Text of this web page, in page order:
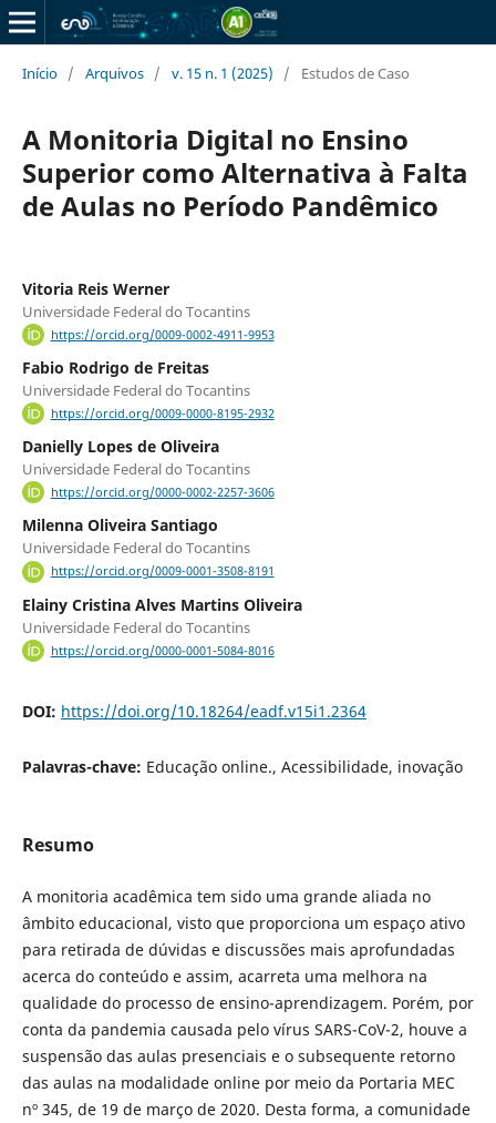
Início / Arquivos / v. 15 n. 1 (2025) / Estudos de Caso
A Monitoria Digital no Ensino
Superior como Alternativa à Falta
de Aulas no Período Pandêmico
Vitoria Reis Werner
Universidade Federal do Tocantins
https://orcid.org/0009-0002-4911-9953
Fabio Rodrigo de Freitas
Universidade Federal do Tocantins
https://orcid.org/0009-0000-8195-2932
Danielly Lopes de Oliveira
Universidade Federal do Tocantins
https://orcid.org/0000-0002-2257-3606
Milenna Oliveira Santiago
Universidade Federal do Tocantins
https://orcid.org/0009-0001-3508-8191
Elainy Cristina Alves Martins Oliveira
Universidade Federal do Tocantins
https://orcid.org/0000-0001-5084-8016
DOI: https://doi.org/10.18264/eadf.v15i1.2364
Palavras-chave: Educação online., Acessibilidade, inovação
Resumo
A monitoria acadêmica tem sido uma grande aliada no
âmbito educacional, visto que proporciona um espaço ativo
para retirada de dúvidas e discussões mais aprofundadas
acerca do conteúdo e assim, acarreta uma melhora na
qualidade do processo de ensino-aprendizagem. Porém, por
conta da pandemia causada pelo vírus SARS-CoV-2, houve a
suspensão das aulas presenciais e o subsequente retorno
das aulas na modalidade online por meio da Portaria MEC
nº 345, de 19 de março de 2020. Desta forma, a comunidade